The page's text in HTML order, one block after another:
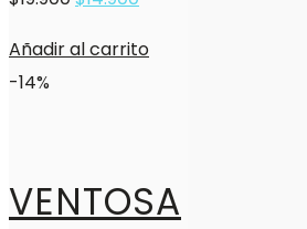
Añadir al carrito
-14%
VENTOSA